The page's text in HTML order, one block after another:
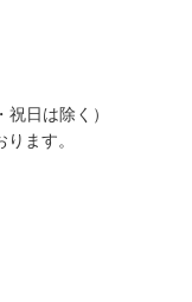
日は除く）
ます。